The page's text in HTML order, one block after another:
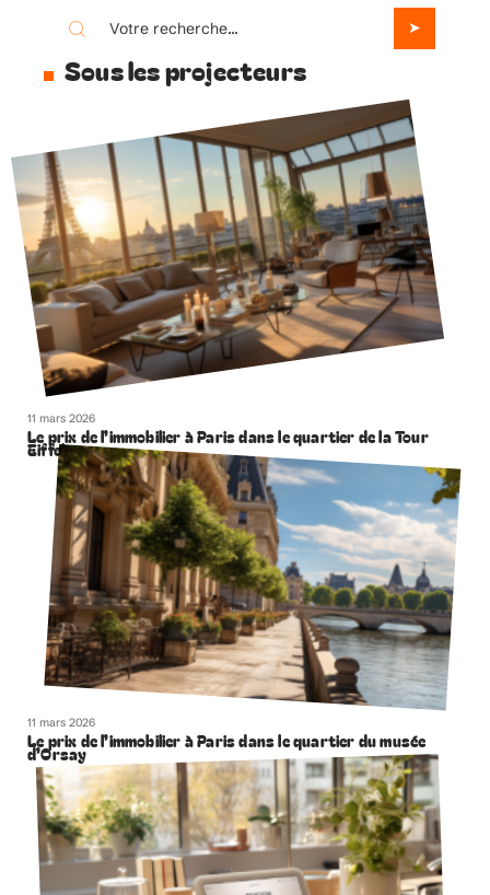
Sous les projecteurs
11 mars 2026
Le prix de l’immobilier à Paris dans le quartier de la Tour
Eiffel
11 mars 2026
Le prix de l’immobilier à Paris dans le quartier du musée
d’Orsay